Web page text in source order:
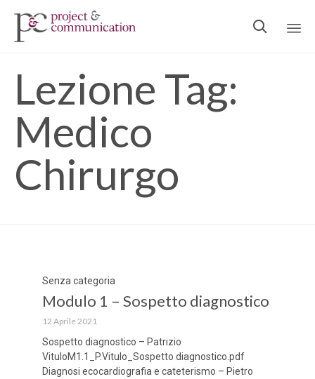

Lezione Tag:
Medico
Chirurgo
Category
Senza categoria
Modulo 1 – Sospetto diagnostico
12 Aprile 2021
Sospetto diagnostico – Patrizio
VituloM1.1_P.Vitulo_Sospetto diagnostico.pdf
Diagnosi ecocardiografia e cateterismo – Pietro